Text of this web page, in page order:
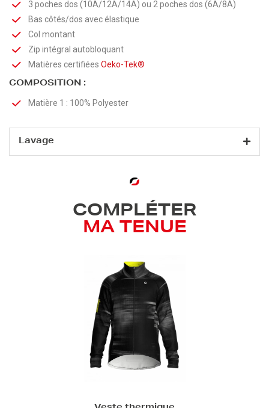
3 poches dos (10A/12A/14A) ou 2 poches dos (6A/8A)
Bas côtés/dos avec élastique
Col montant
Zip intégral autobloquant
Matières certifiées Oeko-Tek®
COMPOSITION :
Matière 1 : 100% Polyester
Lavage
COMPLÉTER
MA TENUE